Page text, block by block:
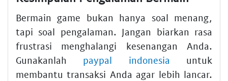
Bermain game bukan hanya soal menang,
tapi soal pengalaman. Jangan biarkan rasa
frustrasi menghalangi kesenangan Anda.
Gunakanlah paypal indonesia untuk
membantu transaksi Anda agar lebih lancar.